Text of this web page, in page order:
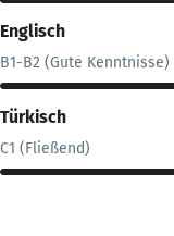
Englisch
B1-B2 (Gute Kenntnisse)
Türkisch
C1 (Fließend)